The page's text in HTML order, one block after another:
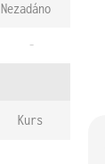
Nezadáno
-
Kurs